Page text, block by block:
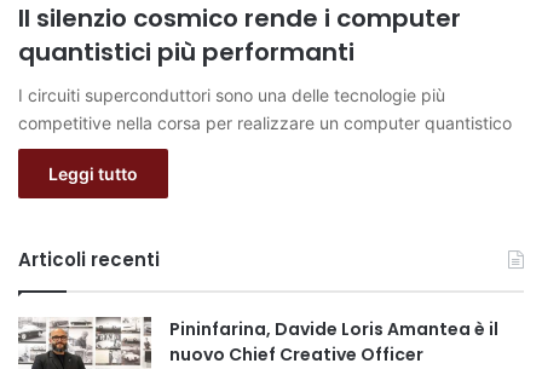
Il silenzio cosmico rende i computer
quantistici più performanti
I circuiti superconduttori sono una delle tecnologie più
competitive nella corsa per realizzare un computer quantistico
Leggi tutto
Articoli recenti
Pininfarina, Davide Loris Amantea è il
nuovo Chief Creative Officer